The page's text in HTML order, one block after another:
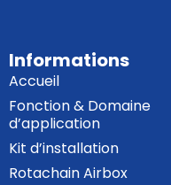
Informations
Accueil
Fonction & Domaine
d’application
Kit d’installation
Rotachain Airbox